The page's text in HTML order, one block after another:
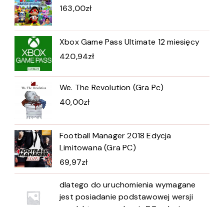
163,00zł
Xbox Game Pass Ultimate 12 miesięcy
420,94zł
We. The Revolution (Gra Pc)
40,00zł
Football Manager 2018 Edycja
Limitowana (Gra PC)
69,97zł
dlatego do uruchomienia wymagane
jest posiadanie podstawowej wersji